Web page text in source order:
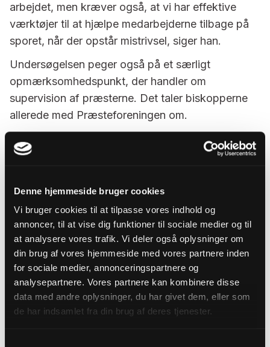
Denne hjemmeside bruger cookies
Vi bruger cookies til at tilpasse vores indhold og
annoncer, til at vise dig funktioner til sociale medier og til
at analysere vores trafik. Vi deler også oplysninger om
din brug af vores hjemmeside med vores partnere inden
for sociale medier, annonceringspartnere og
analysepartnere. Vores partnere kan kombinere disse
data med andre oplysninger, du har givet dem, eller som
de har indsamlet fra din brug af deres tjenester.
arbejdet, men kræver også, at vi har effektive
værktøjer til at hjælpe medarbejderne tilbage på
sporet, når der opstår mistrivsel, siger han.
Undersøgelsen peger også på et særligt
opmærksomhedspunkt, der handler om
supervision af præsterne. Det taler biskopperne
allerede med Præsteforeningen om.
Både biskopperne og Landsforeningen af
Menighedsråd har stort fokus på arbejdsmiljøet
tilsyn, hvor der inden for de gældende regler er
mulighed for at ekskludere
menighedsrådsmedlemmer, som er en del af et
arbejdsmiljøproblem.
I forlængelse af det arbejde opfordrer
biskopperne til stærkere on-boarding og mere
lederuddannelse af menighedsrådene, som har
arbejdsgiveransvaret for kirkefunktionærerne.